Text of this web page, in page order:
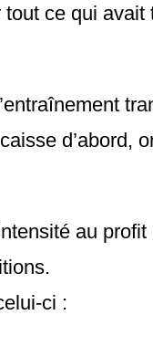
ce qui
d’abord,
au
ci :